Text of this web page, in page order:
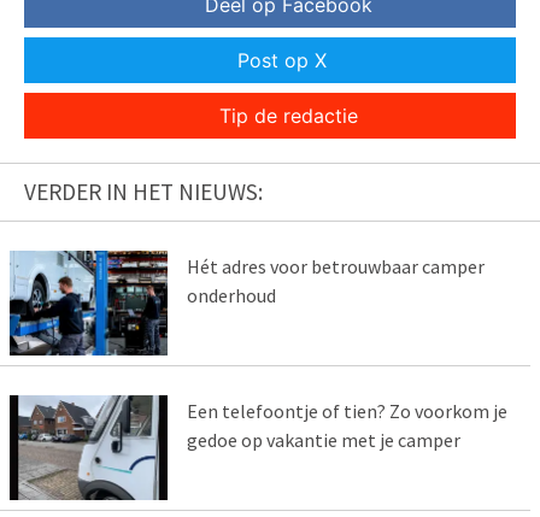
Post op X
Tip de redactie
VERDER IN HET NIEUWS:
Hét adres voor betrouwbaar camper
onderhoud
Een telefoontje of tien? Zo voorkom je
gedoe op vakantie met je camper